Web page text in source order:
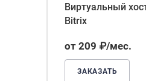
Виртуальный
Bitrix
от 209 ₽/мес.
ЗАКАЗАТЬ